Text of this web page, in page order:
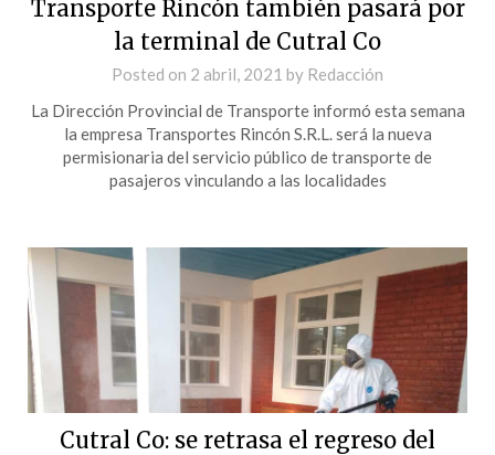
Transporte Rincón también pasará por
la terminal de Cutral Co
Posted on 2 abril, 2021 by Redacción
La Dirección Provincial de Transporte informó esta semana
la empresa Transportes Rincón S.R.L. será la nueva
permisionaria del servicio público de transporte de
pasajeros vinculando a las localidades
Cutral Co: se retrasa el regreso del